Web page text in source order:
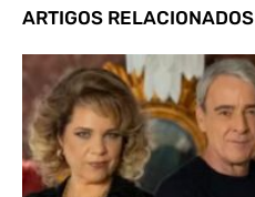
ARTIGOS RELACIONADOS